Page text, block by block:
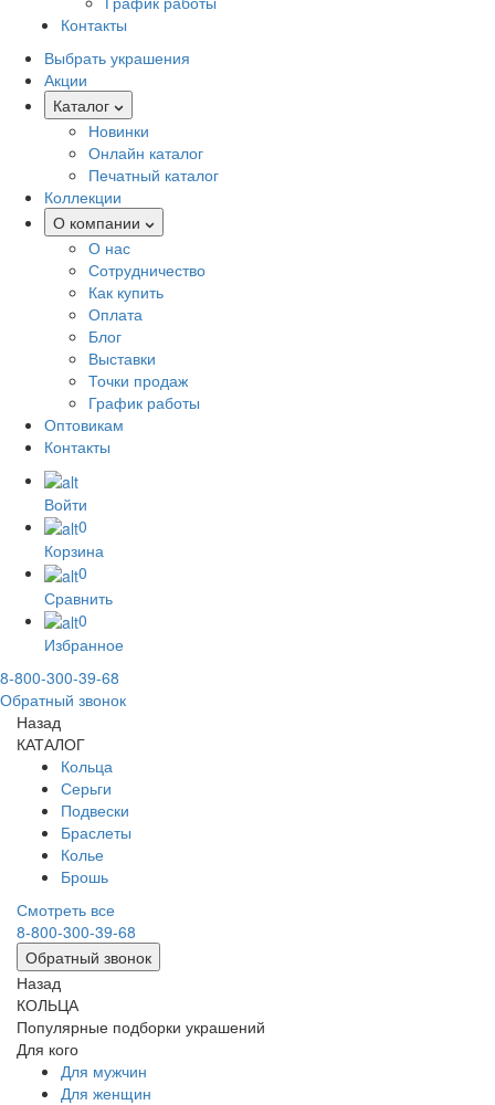
Контакты
Выбрать украшения
Акции
Каталог
Новинки
Онлайн каталог
Печатный каталог
Коллекции
О компании
О нас
Сотрудничество
Как купить
Оплата
Блог
Выставки
Точки продаж
График работы
Оптовикам
Контакты
Войти
0
Корзина
0
Сравнить
0
Избранное
8-800-300-39-68
Обратный звонок
Назад
КАТАЛОГ
Кольца
Серьги
Подвески
Браслеты
Колье
Брошь
Смотреть все
8-800-300-39-68
Обратный звонок
Назад
КОЛЬЦА
Популярные подборки украшений
Для кого
Для мужчин
Для женщин